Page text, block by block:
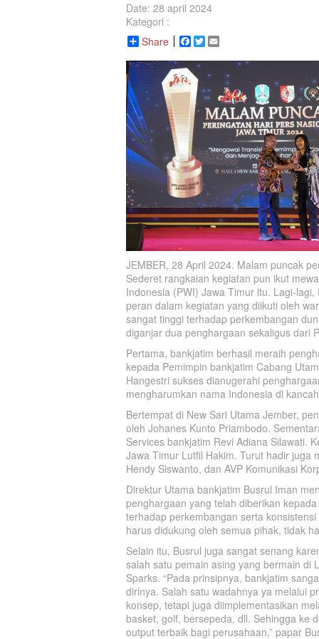
Date: 28 april 2024
Kategori :
Share
Facebook
Twitter
JEMBER, 28 April 2024. Malam puncak
Sederet rangkaian kegiatan pun ikut
Indonesia (PWI) Jawa Timur itu. Lagi-
peran dalam kegiatan yang diikuti oleh
sangat tinggi terhadap perkembangan
diganjar dua penghargaan sekaligus dari
Pertama, bankjatim berhasil meraih
kepada Pemimpin bankjatim Cabang
Hangestri sukses dianugerahi
mengharumkan nama Indonesia di
Bertempat di New Sari Utama Jember,
oleh Johanes Kunto Priambodo.
Services bankjatim Revi Adiana Silawati.
Jawa Timur Lutfil Hakim. Turut hadir juga
Hendy Siswanto, dan AVP Komunikasi
Direktur Utama bankjatim Busrul Iman
penghargaan yang telah diberikan
terhadap perkembangan serta
harus didukung oleh semua pihak, tidak
Selain itu, Busrul juga sangat senang
salah satu pemain asing yang bermain di
Sparks. “Pada prinsipnya, bankjatim
dirinya. Salah satu wadahnya ya melalui
konsep, tetapi juga diimplementasikan
basket, golf, bersepeda, dll. Sehingga ke
output terbaik bagi perusahaan,” papar